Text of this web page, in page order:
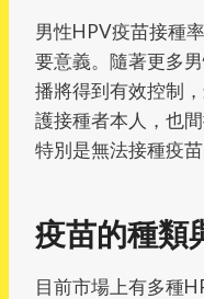
男性HPV疫苗接種
要意義。隨著更多
播將得到有效控制
護接種者本人，也
特別是無法接種疫苗
疫苗的種類
目前市場上有多種